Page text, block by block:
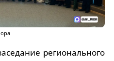
регионального